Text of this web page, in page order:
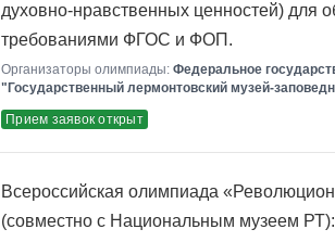
духовно-нравственных ценностей) для
требованиями ФГОС и ФОП.
Организаторы олимпиады: Федеральное
"Государственный лермонтовский музей-
Прием заявок открыт
Всероссийская олимпиада
(совместно с Национальным музеем